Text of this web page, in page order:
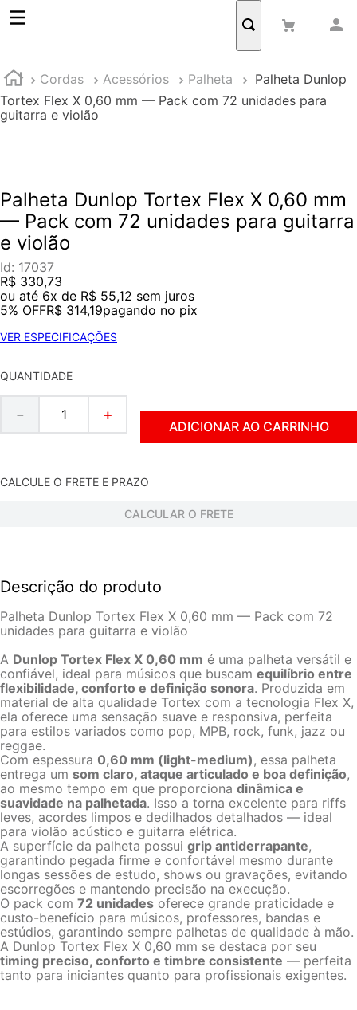
Cordas Acessórios Palheta
Palheta Dunlop
Tortex Flex X 0,60 mm — Pack com 72 unidades para
guitarra e violão
Palheta Dunlop Tortex Flex X 0,60 mm
— Pack com 72 unidades para guitarra
e violão
Id: 17037
R$ 330,73
ou até 6x de R$ 55,12 sem juros
5% OFFR$ 314,19pagando no pix
VER ESPECIFICAÇÕES
QUANTIDADE
＋
－
ADICIONAR AO CARRINHO
CALCULE O FRETE E PRAZO
CALCULAR O FRETE
Descrição do produto
Palheta Dunlop Tortex Flex X 0,60 mm — Pack com 72
unidades para guitarra e violão
A Dunlop Tortex Flex X 0,60 mm é uma palheta versátil e
confiável, ideal para músicos que buscam equilíbrio entre
flexibilidade, conforto e definição sonora. Produzida em
material de alta qualidade Tortex com a tecnologia Flex X,
ela oferece uma sensação suave e responsiva, perfeita
para estilos variados como pop, MPB, rock, funk, jazz ou
reggae.
Com espessura 0,60 mm (light-medium), essa palheta
entrega um som claro, ataque articulado e boa definição,
ao mesmo tempo em que proporciona dinâmica e
suavidade na palhetada. Isso a torna excelente para riffs
leves, acordes limpos e dedilhados detalhados — ideal
para violão acústico e guitarra elétrica.
A superfície da palheta possui grip antiderrapante,
garantindo pegada firme e confortável mesmo durante
longas sessões de estudo, shows ou gravações, evitando
escorregões e mantendo precisão na execução.
O pack com 72 unidades oferece grande praticidade e
custo-benefício para músicos, professores, bandas e
estúdios, garantindo sempre palhetas de qualidade à mão.
A Dunlop Tortex Flex X 0,60 mm se destaca por seu
timing preciso, conforto e timbre consistente — perfeita
tanto para iniciantes quanto para profissionais exigentes.